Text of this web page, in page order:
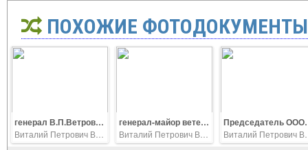
ПОХОЖИЕ ФОТОДОКУМЕНТЫ
генерал В.П.Ветров, Е.М.Высребенцев на полигоне Радишевский генерал-майор ветеринарной службы В.П.Ветров на полигоне Радишевский Председатель ОООВ ВС РФ